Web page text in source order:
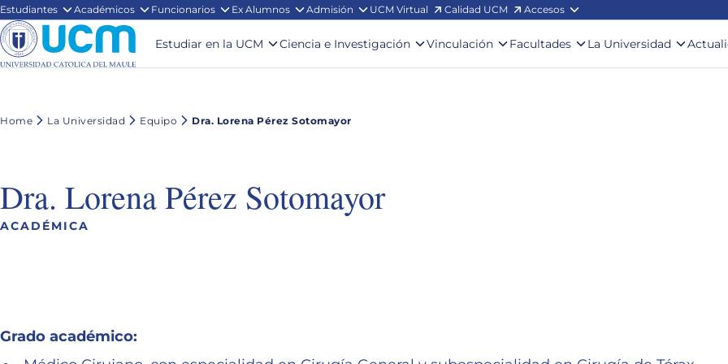
Estudiantes Académicos Funcionarios Ex Alumnos Admisión UCM Virtual Calidad UCM Accesos
Estudiar en la UCM Ciencia e Investigación Vinculación Facultades La Universidad
Home La Universidad Equipo Dra. Lorena Pérez Sotomayor
Dra. Lorena Pérez Sotomayor
ACADÉMICA
Grado académico: